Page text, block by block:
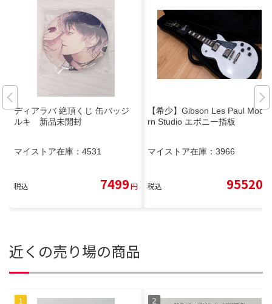
ディアラバ 絶頂くじ 缶バッジ
ルキ 新品未開封
マイストア在庫： 4531
税込 7499円
【希少】Gibson Les Paul Mode
rn Studio エボニー指板
マイストア在庫： 3966
税込 95520
近くの売り場の商品